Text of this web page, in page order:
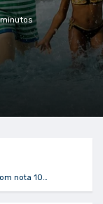
nota 10…